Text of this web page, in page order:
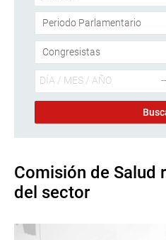
Comisión de Salud
del sector